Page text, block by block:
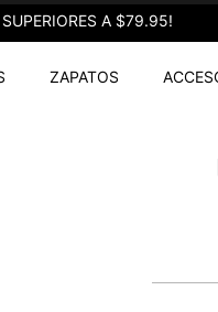
A $79.95!
ZAPATOS